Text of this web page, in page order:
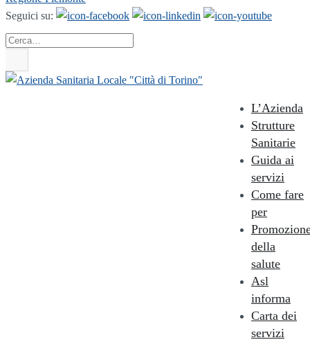
Seguici su:
Cerca
L’Azienda
Strutture
Sanitarie
Guida ai
servizi
Come fare
per
della
salute
Asl
informa
Carta dei
servizi